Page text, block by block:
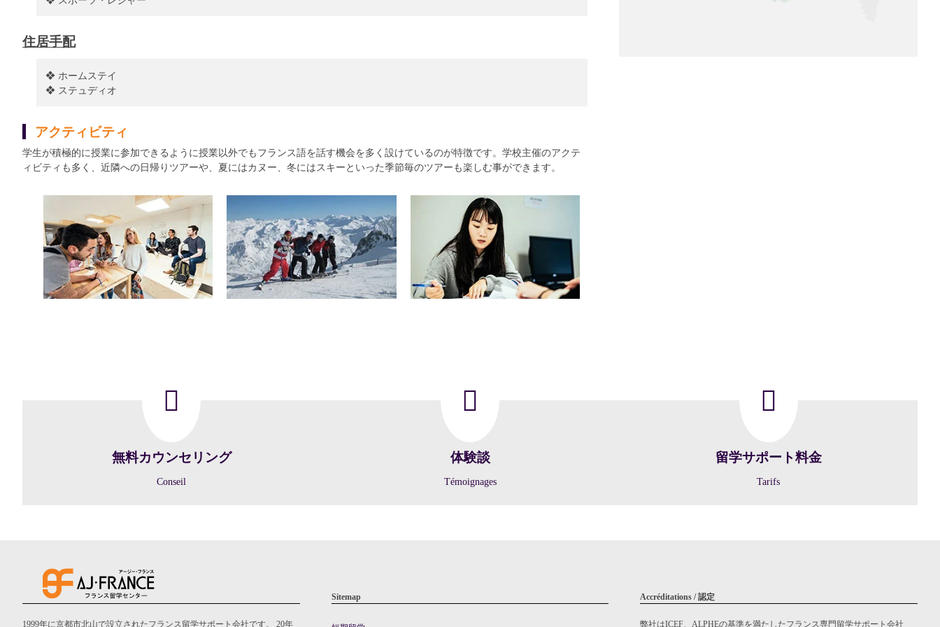
住居手配
❖ ホームステイ
❖ ステュディオ
アクティビティ
学生が積極的に授業に参加できるように授業以外でもフランス語を話す機会を多く設けているのが特徴です。学校主催のアクテ
ィビティも多く、近隣への日帰りツアーや、夏にはカヌー、冬にはスキーといった季節毎のツアーも楽しむ事ができます。
無料カウンセリング
Conseil
体験談
Témoignages
留学サポート料金
Tarifs
1999年に京都市北山で設立されたフランス留学サポート会社です。 20年
Sitemap Accréditations / 認定
弊社はICEF、ALPHEの基準を満たしたフランス専門留学サポート会社